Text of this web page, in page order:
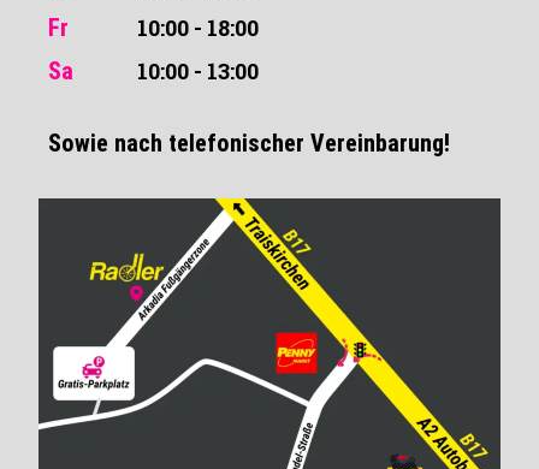
Fr
10:00 - 18:00
Sa
10:00 - 13:00
Sowie nach telefonischer Vereinbarung!